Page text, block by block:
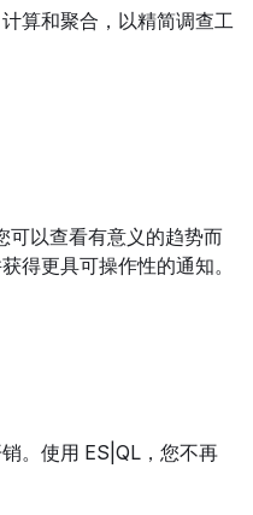
算和聚合，以精简调查工
可以查看有意义的趋势而
得更具可操作性的通知。
。使用 ES|QL，您不再